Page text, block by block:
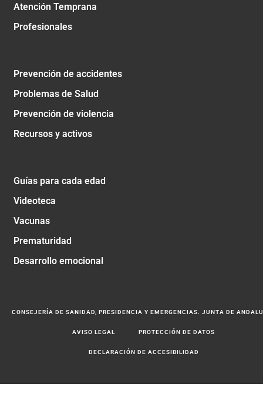
Atención Temprana
Profesionales
Prevención de accidentes
Problemas de Salud
Prevención de violencia
Recursos y activos
Guías para cada edad
Videoteca
Vacunas
Prematuridad
Desarrollo emocional
CONSEJERÍA DE SANIDAD, PRESIDENCIA Y EMERGENCIAS. JUNTA DE
AVISO LEGAL PROTECCIÓN DE DATOS
DECLARACIÓN DE ACCESIBILIDAD